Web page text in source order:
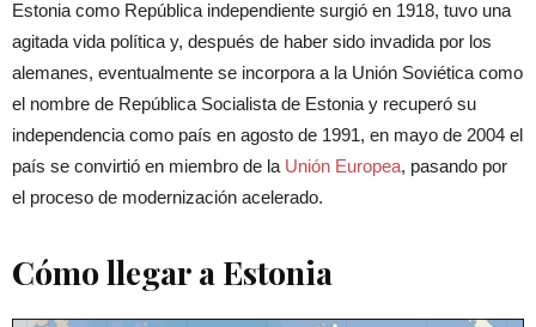
Estonia como República independiente surgió en 1918, tuvo una
agitada vida política y, después de haber sido invadida por los
alemanes, eventualmente se incorpora a la Unión Soviética como
el nombre de República Socialista de Estonia y recuperó su
independencia como país en agosto de 1991, en mayo de 2004 el
país se convirtió en miembro de la Unión Europea, pasando por
el proceso de modernización acelerado.
Cómo llegar a Estonia